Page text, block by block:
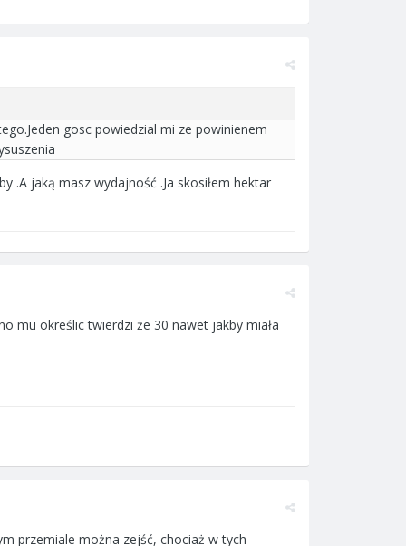
gosc powiedzial mi ze powinienem
.A jaką masz wydajność .Ja skosiłem hektar
mu określic twierdzi że 30 nawet jakby miała
przemiale można zejść, chociaż w tych